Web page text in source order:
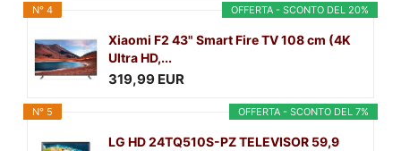
OFFERTA - SCONTO DEL 20%
N° 4
Xiaomi F2 43" Smart Fire TV 108 cm (4K
Ultra HD,...
319,99 EUR
OFFERTA - SCONTO DEL 7%
N° 5
LG HD 24TQ510S-PZ TELEVISOR 59,9